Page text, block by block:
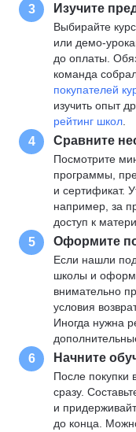
3 Изучите
Выбирайте
или демо-
до оплаты.
команда
покупателей
изучить опыт
рейтинг школ
4 Сравните
Посмотрите
программы,
и сертификат.
например, за
доступ к
5 Оформите
Если нашли
школы и
внимательно
условия
Иногда нужна
6 Начните
После покупки
сразу.
и
до конца.